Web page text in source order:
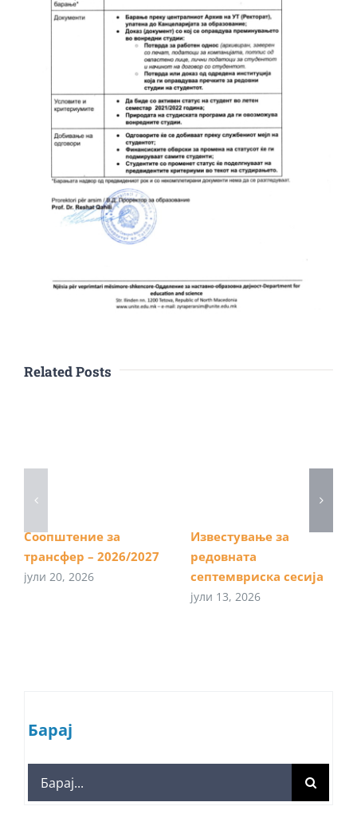
Related Posts
Соопштение за
трансфер – 2026/2027
јули 20, 2026
Известување за
редовната
септемвриска сесија
јули 13, 2026
Барај
Search
for: